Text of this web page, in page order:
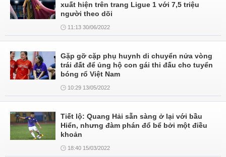
xuất hiện trên trang Ligue 1 với 7,5 triệu
người theo dõi
11:13 30/06/2022
Gặp gỡ cặp phụ huynh di chuyển nửa vòng
trái đất để ủng hộ con gái thi đấu cho tuyển
bóng rổ Việt Nam
10:29 13/05/2022
Tiết lộ: Quang Hải sẵn sàng ở lại với bầu
Hiển, nhưng đàm phán đổ bể bởi một điều
khoản
18:40 15/03/2022